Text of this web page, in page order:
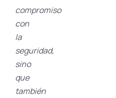
compromiso
con
la
seguridad,
sino
que
también